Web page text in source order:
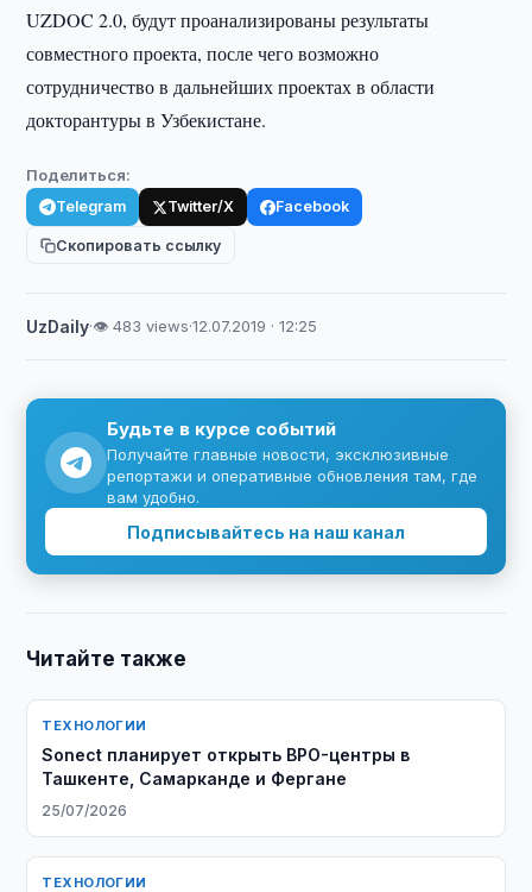
UZDOC 2.0, будут проанализированы результаты
совместного проекта, после чего возможно
сотрудничество в дальнейших проектах в области
докторантуры в Узбекистане.
Поделиться:
Telegram Twitter/X Facebook
Скопировать ссылку
UzDaily·👁 483 views·12.07.2019 · 12:25
Будьте в курсе событий
Получайте главные новости, эксклюзивные
репортажи и оперативные обновления там, где
вам удобно.
Подписывайтесь на наш канал
Читайте также
ТЕХНОЛОГИИ
Sonect планирует открыть BPO-центры в
Ташкенте, Самарканде и Фергане
25/07/2026
ТЕХНОЛОГИИ